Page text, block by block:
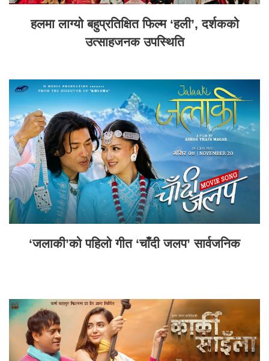
हलमा लाग्यो बहुप्रतिक्षित फिल्म ‘हली’, दर्शकको
उत्साहजनक उपस्थिति
‘जलाकी’को पहिलो गीत ‘चाँदी जलप’ सार्वजनिक